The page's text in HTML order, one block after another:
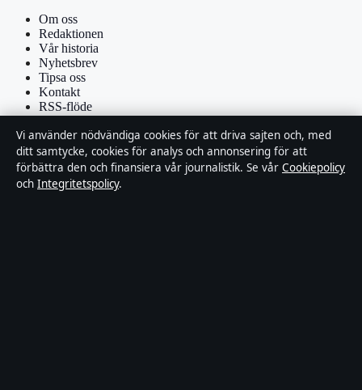
Om oss
Redaktionen
Vår historia
Nyhetsbrev
Tipsa oss
Kontakt
RSS-flöde
Förtroende & standarder
Källor & standarder
Redaktionell policy
Vi använder nödvändiga cookies för att driva sajten och, med
ditt samtycke, cookies för analys och annonsering för att
förbättra den och finansiera vår journalistik. Se vår Cookiepolicy
och Integritetspolicy.